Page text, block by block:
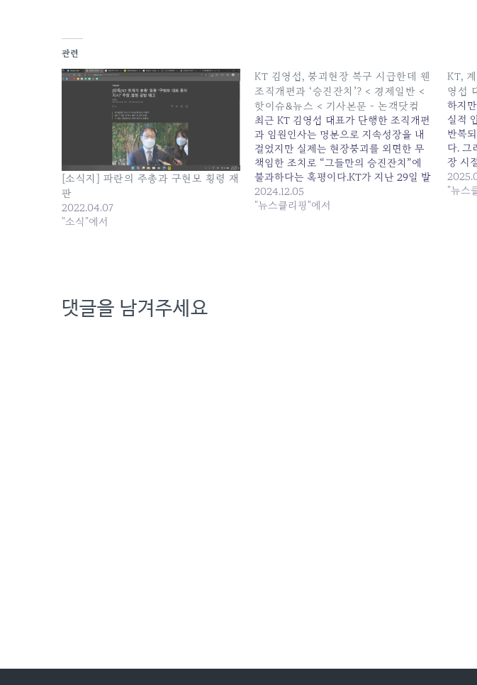
관련
[소식지] 파란의 주총과 구현모 횡령 재
판
2022.04.07
"소식"에서
KT 김영섭, 붕괴현장 복구 시급한데 웬
조직개편과 ‘승진잔치’? < 경제일반 <
핫이슈&뉴스 < 기사본문 - 논객닷컴
최근 KT 김영섭 대표가 단행한 조직개편
과 임원인사는 명분으로 지속성장을 내
걸었지만 실제는 현장붕괴를 외면한 무
책임한 조치로 “그들만의 승진잔치”에
불과하다는 혹평이다.KT가 지난 29일 발
표한 조직개편 내용을 보면 B2B 사업을
총괄해 온 '엔터프라이즈 부문'에 AI분야
2024.12.05
"뉴스클리핑"에서
KT,
영섭
하지
실적
반복
다. 그
장 시
으로
직원
"뉴스
댓글을 남겨주세요